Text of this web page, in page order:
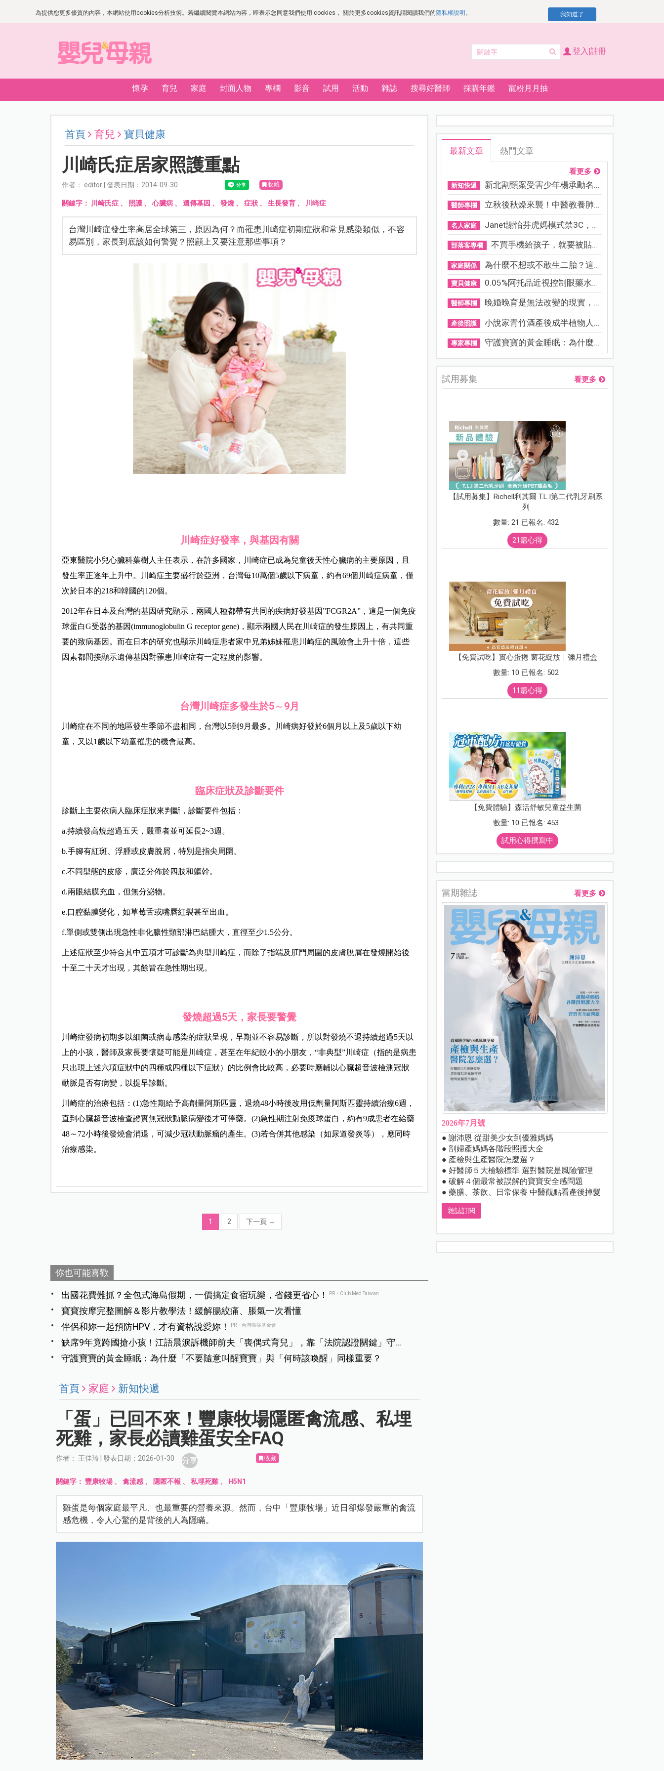
為提供您更多優質的內容，本網站使用cookies分析技術。若繼續閱覽本網站內容，即表示您同意我們使用 cookies， 關於更多cookies資訊請閱讀我們的隱私權說明 。 我知道了
登入|註冊
懷孕 育兒 家庭 封面人物 專欄 影音 試用 活動 雜誌 搜尋好醫師 採購年鑑 寵粉月月抽
首頁 育兒 寶貝健康
川崎氏症居家照護重點
作者： editor | 發表日期：2014-09-30 收藏
關鍵字： 川崎氏症、 照護、 心臟病、 遺傳基因 、 發燒、 症狀、 生長發育、 川崎症
台灣川崎症發生率高居全球第三，原因為何？而罹患川崎症初期症狀和常見感染類似，不容
易區別，家長到底該如何警覺？照顧上又要注意那些事項？
川崎症好發率，與基因有關
亞東醫院小兒心臟科葉樹人主任表示，在許多國家，川崎症已成為兒童後天性心臟病的主要原因，且
發生率正逐年上升中。川崎症主要盛行於亞洲，台灣每10萬個5歲以下病童，約有69個川崎症病童，僅
次於日本的218和韓國的120個。
2012年在日本及台灣的基因研究顯示，兩國人種都帶有共同的疾病好發基因”FCGR2A”，這是一個免疫
球蛋白G受器的基因(immunoglobulin G receptor gene)，顯示兩國人民在川崎症的發生原因上，有共同重
要的致病基因。而在日本的研究也顯示川崎症患者家中兄弟姊妹罹患川崎症的風險會上升十倍，這些
因素都間接顯示遺傳基因對罹患川崎症有一定程度的影響。
台灣川崎症多發生於5～ 9月
川崎症在不同的地區發生季節不盡相同，台灣以5到9月最多。川崎病好發於6個月以上及5歲以下幼
童，又以1歲以下幼童罹患的機會最高。
臨床症狀及診斷要件
診斷上主要依病人臨床症狀來判斷，診斷要件包括：
a.持續發高燒超過五天，嚴重者並可延長2~3週。
b.手腳有紅斑、浮腫或皮膚脫屑，特別是指尖周圍。
c.不同型態的皮疹，廣泛分佈於四肢和軀幹。
d.兩眼結膜充血，但無分泌物。
e.口腔黏膜變化，如草莓舌或嘴唇紅裂甚至出血。
f.單側或雙側出現急性非化膿性頸部淋巴結腫大，直徑至少1.5公分。
上述症狀至少符合其中五項才可診斷為典型川崎症，而除了指端及肛門周圍的皮膚脫屑在發燒開始後
十至二十天才出現，其餘皆在急性期出現。
發燒超過5天，家長要警覺
川崎症發病初期多以細菌或病毒感染的症狀呈現，早期並不容易診斷，所以對發燒不退持續超過5天以
上的小孩，醫師及家長要懷疑可能是川崎症，甚至在年紀較小的小朋友，“非典型”川崎症（指的是病患
只出現上述六項症狀中的四種或四種以下症狀）的比例會比較高，必要時應輔以心臟超音波檢測冠狀
動脈是否有病變，以提早診斷。
川崎症的治療包括：(1)急性期給予高劑量阿斯匹靈，退燒48小時後改用低劑量阿斯匹靈持續治療6週，
直到心臟超音波檢查證實無冠狀動脈病變後才可停藥。(2)急性期注射免疫球蛋白，約有9成患者在給藥
48～72小時後發燒會消退，可減少冠狀動脈瘤的產生。(3)若合併其他感染（如尿道發炎等），應同時
治療感染。
1 2 下一頁 →
你也可能喜歡
出國花費難抓？全包式海島假期，一價搞定食宿玩樂，省錢更省心！ PR・Club Med Taiwan
寶寶按摩完整圖解＆影片教學法！緩解腸絞痛、脹氣一次看懂
伴侶和妳一起預防HPV，才有資格說愛妳！
PR・台灣癌症基金會
缺席9年竟跨國搶小孩！江語晨淚訴機師前夫「喪偶式育兒」，靠「法院認證關鍵」守住
撫養權
守護寶寶的黃金睡眠：為什麼「不要隨意叫醒寶寶」與「何時該喚醒」同樣重要？
首頁 家庭 新知快遞
「蛋」已回不來！豐康牧場隱匿禽流感、私埋
死雞，家長必讀雞蛋安全FAQ
作者： 王佳琦 | 發表日期：2026-01-30 分享 收藏
關鍵字： 豐康牧場 、禽流感 、 隱匿不報 、私埋死雞、 H5N1
雞蛋是每個家庭最平凡、也最重要的營養來源。然而，台中「豐康牧場」近日卻爆發嚴重的禽流
感危機，令人心驚的是背後的人為隱瞞。
最新文章 熱門文章
看更多
新知快遞 新北割頸案受害少年楊承勳名...
醫師專欄 立秋後秋燥來襲！中醫教養肺...
名人家庭 Janet謝怡芬虎媽模式禁3C，看...
部落客專欄 不買手機給孩子，就要被貼「...
家庭關係 為什麼不想或不敢生二胎？這8...
寶貝健康 0.05%阿托品近視控制眼藥水納...
醫師專欄 晚婚晚育是無法改變的現實，...
產後照護 小說家青竹酒產後成半植物人...
專家專欄 守護寶寶的黃金睡眠：為什麼...
試用募集 看更多
【試用募集】Richell利其爾 T.L.I第二代乳牙刷系
列
數量: 21 已報名: 432
21篇心得
【免費試吃】實心蛋捲 窗花綻放｜彌月禮盒
數量: 10 已報名: 502
11篇心得
【免費體驗】森活舒敏兒童益生菌
數量: 10 已報名: 453
試用心得撰寫中
當期雜誌 看更多
2026年7月號
● 謝沛恩 從甜美少女到優雅媽媽
● 剖婦產媽媽各階段照護大全
● 產檢與生產醫院怎麼選？
● 好醫師５大檢驗標準 選對醫院是風險管理
● 破解４個最常被誤解的寶寶安全感問題
● 藥膳、茶飲、日常保養 中醫觀點看產後掉髮
雜誌訂閱